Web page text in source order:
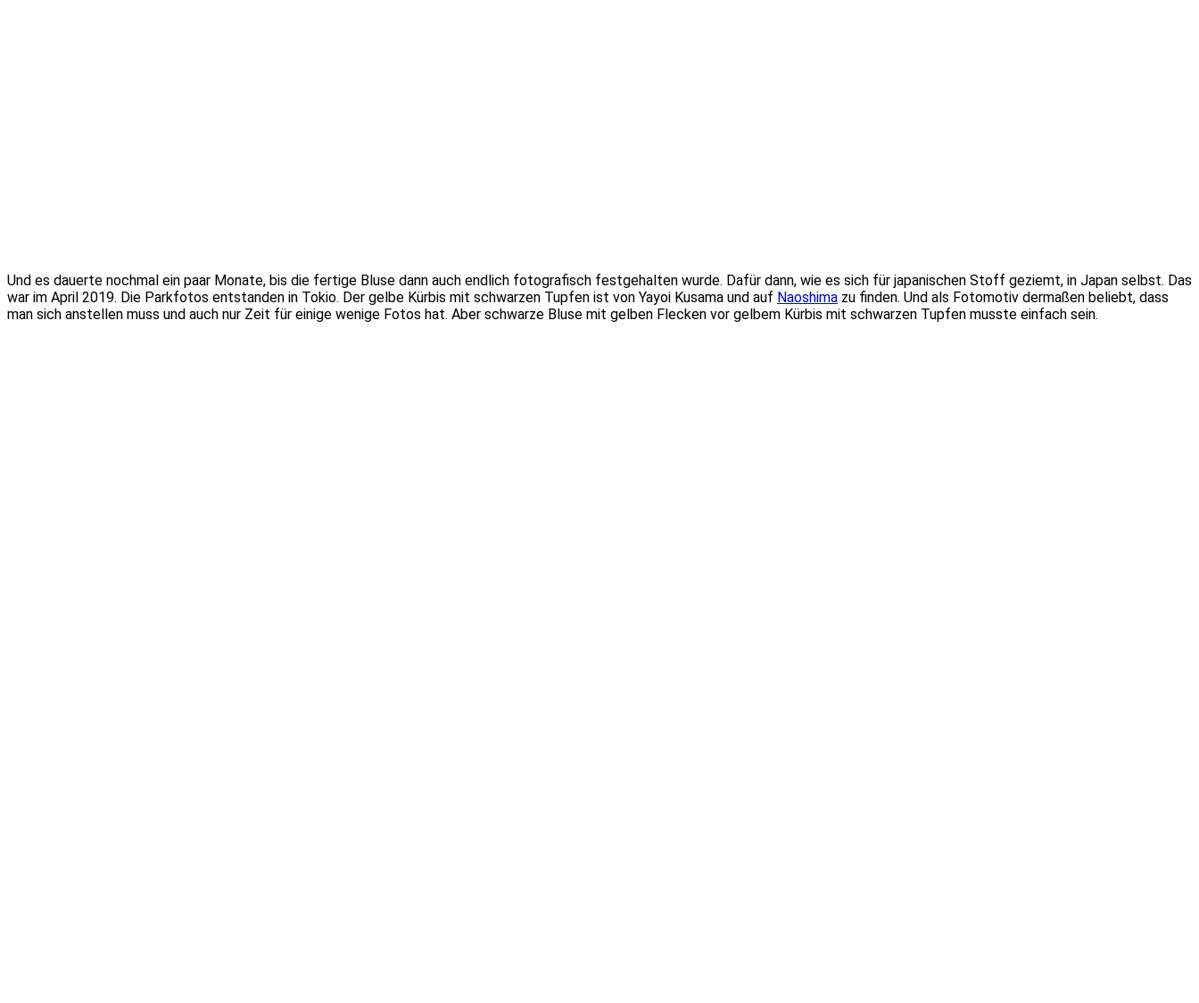
Und es dauerte nochmal ein paar Monate, bis die fertige Bluse dann auch endlich fotografisch festgehalten wurde. Dafür dann, wie es sich für japanischen Stoff geziemt, in Japan selbst. Das
war im April 2019. Die Parkfotos entstanden in Tokio. Der gelbe Kürbis mit schwarzen Tupfen ist von Yayoi Kusama und auf Naoshima zu finden. Und als Fotomotiv dermaßen beliebt, dass
man sich anstellen muss und auch nur Zeit für einige wenige Fotos hat. Aber schwarze Bluse mit gelben Flecken vor gelbem Kürbis mit schwarzen Tupfen musste einfach sein.